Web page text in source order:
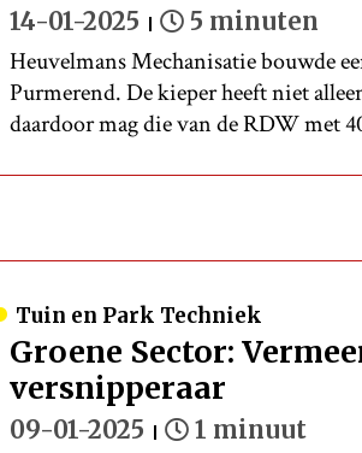
14-01-2025 5 minuten
Heuvelmans Mechanisatie bouwde
Purmerend. De kieper heeft niet
daardoor mag die van de RDW met
Tuin en Park Techniek
Groene Sector:
versnipperaar
09-01-2025 1 minuut